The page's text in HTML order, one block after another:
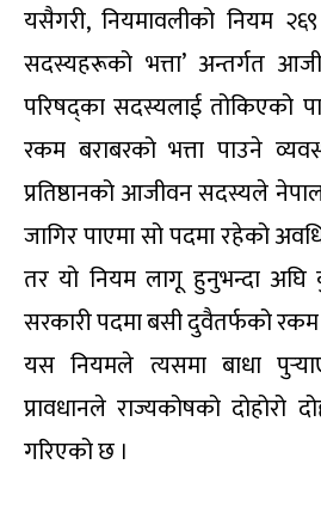
यसैगरी, नियमावलीको नियम
सदस्यहरूको भत्ता’ अन्तर्गत
परिषद्का सदस्यलाई तोकिएको
रकम बराबरको भत्ता पाउने
प्रतिष्ठानको आजीवन सदस्यले
जागिर पाएमा सो पदमा रहेको
तर यो नियम लागू हुनुभन्दा
सरकारी पदमा बसी दुवैतर्फको
यस नियमले त्यसमा बाधा
प्रावधानले राज्यकोषको दोहोरो
गरिएको छ ।